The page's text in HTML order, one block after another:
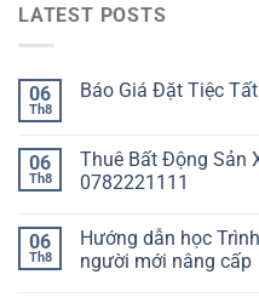
LATEST POSTS
06
Th8
Báo Giá Đặt Tiệc
06
Th8
Thuê Bất Động Sản
0782221111
06
Th8
Hướng dẫn học
người mới nâng cấp